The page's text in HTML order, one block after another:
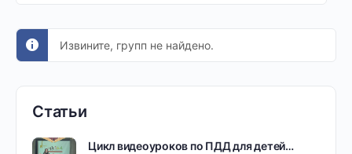
по:
Извините, групп не найдено.
Статьи
Цикл видеоуроков по ПДД для детей…